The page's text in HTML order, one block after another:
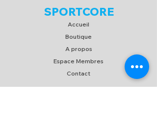
SPORTCORE
Accueil
Boutique
A propos
Espace Membres
Contact